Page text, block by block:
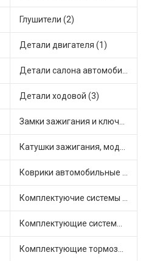
Глушители (2)
Детали двигателя (1)
Детали салона автомобиля (4)
Детали ходовой (3)
Замки зажигания и ключи (4)
Катушки зажигания, модули зажигания (2)
Коврики автомобильные (1)
Комплектуючие системы стеклоочистителя (6)
Комплектующие системы отопления (1)
Комплектующие тормозной системы (2)